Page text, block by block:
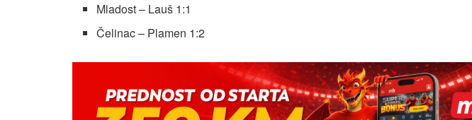
Mladost – Lauš 1:1
Čelinac – Plamen 1:2